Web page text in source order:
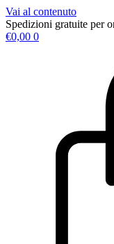
Vai al contenuto
Spedizioni gratuite per
€0,00 0